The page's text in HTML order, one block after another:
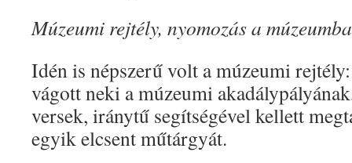
Múzeumi rejtély, nyomozás a
Idén is népszerű volt a múzeumi
vágott neki a múzeumi
versek, iránytű segítségével kellett
egyik elcsent műtárgyát.